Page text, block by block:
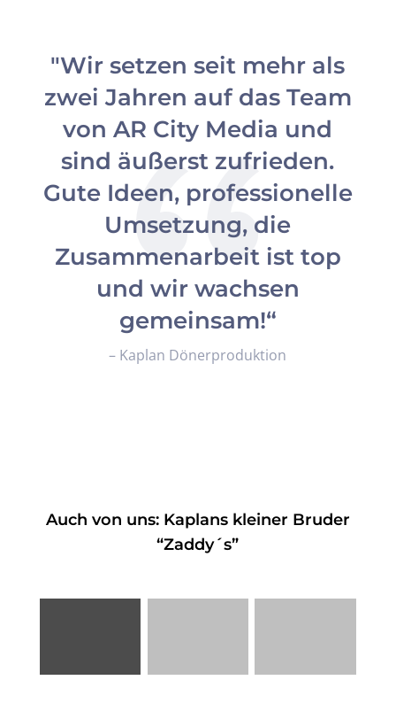
"Wir setzen seit mehr als
zwei Jahren auf das Team
von AR City Media und
sind äußerst zufrieden.
Gute Ideen, professionelle
Umsetzung, die
Zusammenarbeit ist top
und wir wachsen
gemeinsam!“
– Kaplan Dönerproduktion
Auch von uns: Kaplans kleiner Bruder
“Zaddy´s”